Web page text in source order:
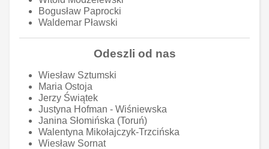
Bogusław Paprocki
Waldemar Pławski
Odeszli od nas
Wiesław Sztumski
Maria Ostoja
Jerzy Świątek
Justyna Hofman - Wiśniewska
Janina Słomińska (Toruń)
Walentyna Mikołajczyk-Trzcińska
Wiesław Sornat